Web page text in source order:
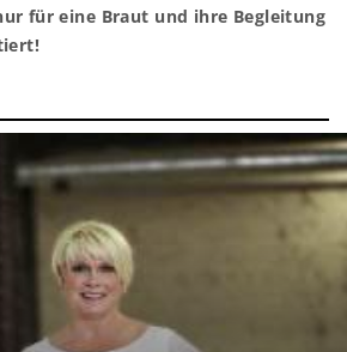
für eine Braut und ihre Begleitung